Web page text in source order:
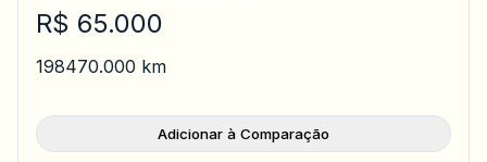
R$ 65.000
198470.000 km
Adicionar à Comparação